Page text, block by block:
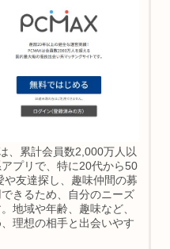
、累計会員数2,000万人以
プリで、特に20代から50
友達探し、趣味仲間の募
きるため、自分のニーズ
地域や年齢、趣味など、
理想の相手と出会いやす